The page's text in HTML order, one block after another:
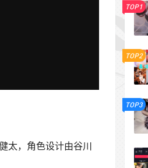
太，角色设计由谷川
TOP1
TOP2
TOP3